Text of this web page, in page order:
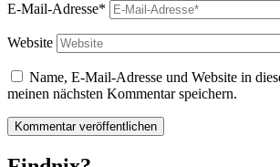
E-Mail-Adresse*
Website
Name, E-Mail-Adresse und Website in
meinen nächsten Kommentar speichern.